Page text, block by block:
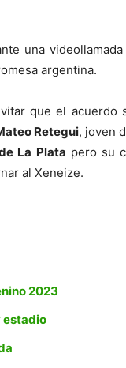
una
argentina.
que el acuerdo
Retegui, joven
La Plata pero su
al Xeneize.
2023
estadio